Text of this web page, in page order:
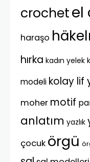
crochetel
haraşo
hırka kadın yelek
modeli kolay lif
moher motif
anlatım yazlık
çocuk örgü